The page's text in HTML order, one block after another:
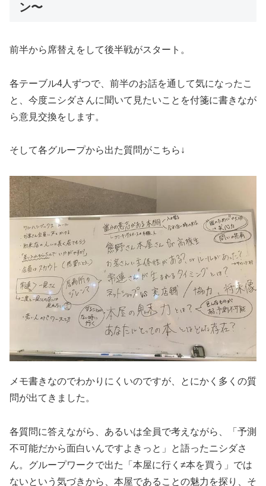
ン〜
前半から席替えをして後半戦がスタート。
各テーブル4人ずつで、前半のお話を通して気になったこ
と、今度ニシダさんに聞いて見たいことを付箋に書きなが
ら意見交換をします。
そして各グループから出た質問がこちら↓
メモ書きなのでわかりにくいのですが、とにかく多くの質
問が出てきました。
各質問に答えながら、あるいは全員で考えながら、「予測
不可能だから面白いんですよきっと」と語ったニシダさ
ん。グループワークで出た「本屋に行く≠本を買う」では
ないという気づきから、本屋であることの魅力を探り、そ